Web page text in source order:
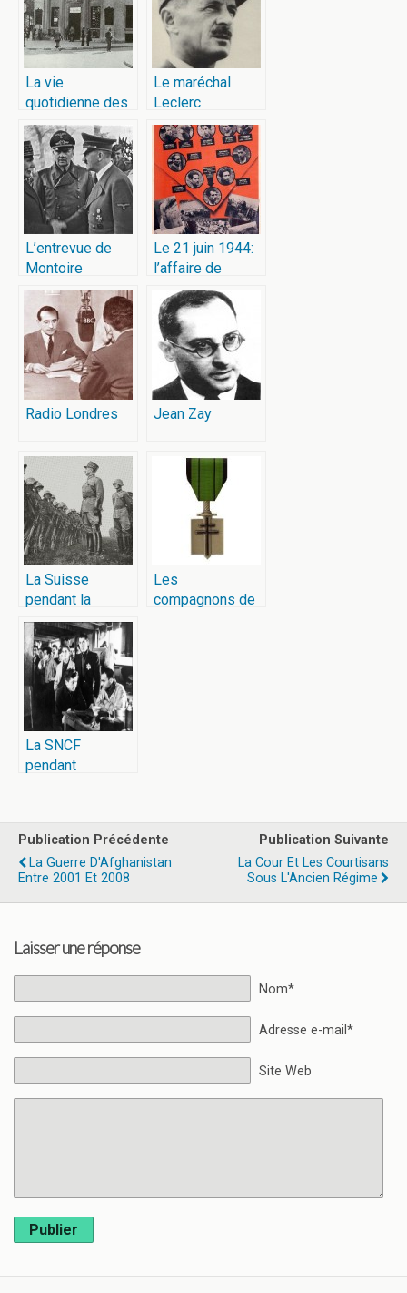
La vie
quotidienne des
Français sous
l’Occupation
Le maréchal
Leclerc
L’entrevue de
Montoire
Le 21 juin 1944:
l’affaire de
l’Affiche rouge
Radio Londres Jean Zay
La Suisse
pendant la
seconde guerre
mondiale
Les
compagnons de
La SNCF
pendant
Publication Précédente
La Guerre D'Afghanistan
Entre 2001 Et 2008
Publication Suivante
La Cour Et Les Courtisans
Sous L'Ancien Régime
Laisser une réponse
Nom*
Adresse e-mail*
Site Web
Publier